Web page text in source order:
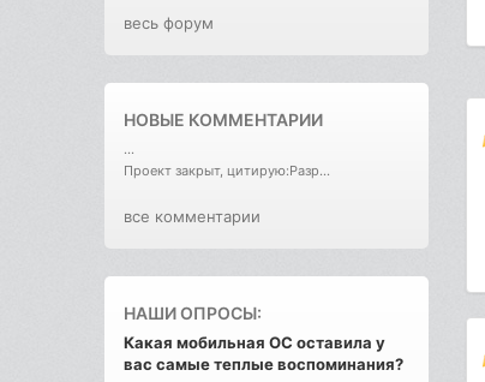
весь форум
НОВЫЕ КОММЕНТАРИИ
...
Проект закрыт, цитирую:Разр...
все комментарии
НАШИ ОПРОСЫ:
Какая мобильная ОС оставила у
вас самые теплые воспоминания?